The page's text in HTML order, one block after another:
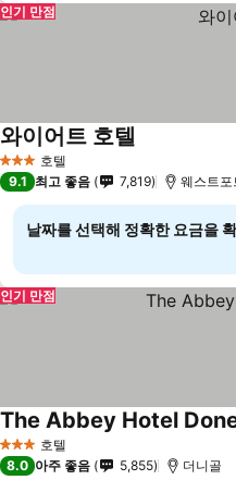
인기 만점
3 성급 호텔
와이어트 호텔
9.1 최고 좋음 7,819 웨스트포
날짜를 선택해 정확한 요금을
인기 만점
3 성급 호텔
The Abbey Hotel
8.0 아주 좋음 5,855 더니골